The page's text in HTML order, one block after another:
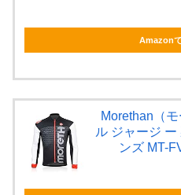
Amazon
Morethan（
ル ジャージ ー
ンズ MT-